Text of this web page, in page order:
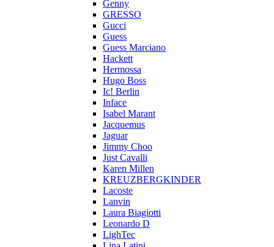
Genny
GRESSO
Gucci
Guess
Guess Marciano
Hackett
Hermossa
Hugo Boss
Ic! Berlin
Inface
Isabel Marant
Jacquemus
Jaguar
Jimmy Choo
Just Cavalli
Karen Millen
KREUZBERGKINDER
Lacoste
Lanvin
Laura Biagiotti
Leonardo D
LighTec